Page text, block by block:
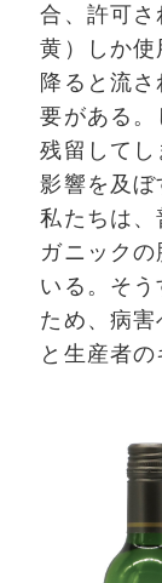
合、許可
黄）しか
降ると流
要がある。
残留してし
影響を及ぼ
私たちは、
ガニック
いる。そ
ため、病害
と生産者の